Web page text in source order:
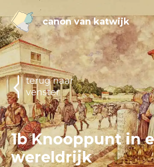
canon van katwijk
1b Knooppunt in
wereldrijk
terug naar
venster